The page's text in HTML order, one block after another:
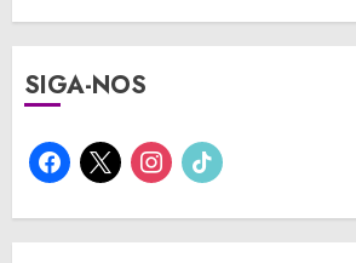
SIGA-NOS
facebook
x instagram
tiktok